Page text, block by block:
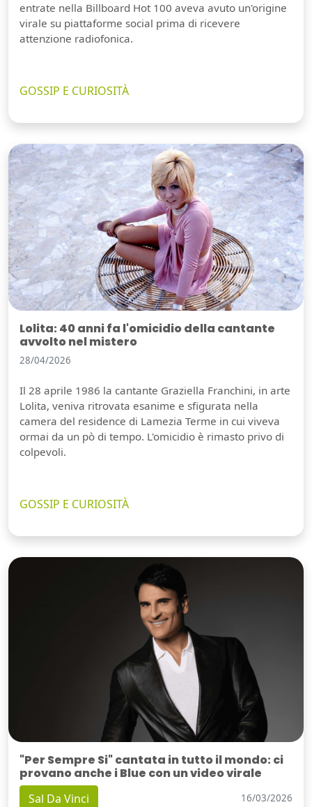
entrate nella Billboard Hot 100 aveva avuto un'origine
virale su piattaforme social prima di ricevere
attenzione radiofonica.
GOSSIP E CURIOSITÀ
Lolita: 40 anni fa l'omicidio della cantante
avvolto nel mistero
28/04/2026
Il 28 aprile 1986 la cantante Graziella Franchini, in arte
Lolita, veniva ritrovata esanime e sfigurata nella
camera del residence di Lamezia Terme in cui viveva
ormai da un pò di tempo. L'omicidio è rimasto privo di
colpevoli.
GOSSIP E CURIOSITÀ
"Per Sempre Si" cantata in tutto il mondo: ci
provano anche i Blue con un video virale
Sal Da Vinci 16/03/2026